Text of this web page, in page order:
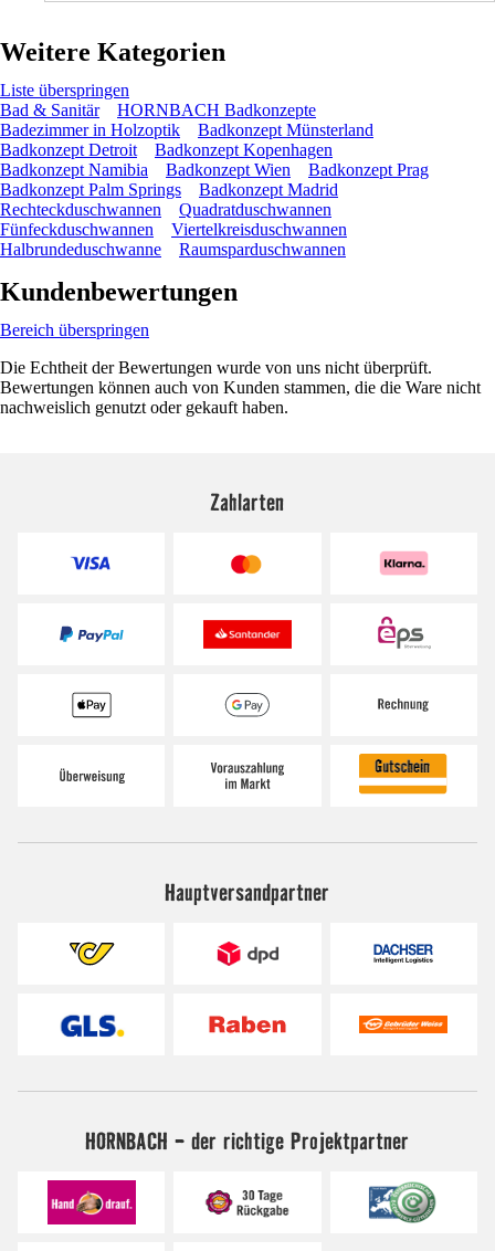
Weitere Kategorien
Liste überspringen
Bad & Sanitär
HORNBACH Badkonzepte
Badezimmer in Holzoptik
Badkonzept Münsterland
Badkonzept Detroit
Badkonzept Kopenhagen
Badkonzept Namibia
Badkonzept Wien
Badkonzept Prag
Badkonzept Palm Springs
Badkonzept Madrid
Rechteckduschwannen
Quadratduschwannen
Fünfeckduschwannen
Viertelkreisduschwannen
Halbrundeduschwanne
Raumsparduschwannen
Kundenbewertungen
Bereich überspringen
Die Echtheit der Bewertungen wurde von uns nicht überprüft.
Bewertungen können auch von Kunden stammen, die die Ware nicht
nachweislich genutzt oder gekauft haben.
Zahlarten
Hauptversandpartner
HORNBACH - der richtige Projektpartner